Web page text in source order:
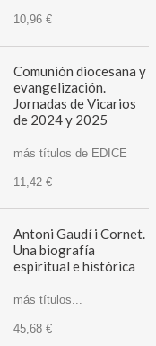
10,96 €
Comunión diocesana y
evangelización.
Jornadas de Vicarios
de 2024 y 2025
más títulos de EDICE
11,42 €
Antoni Gaudí i Cornet.
Una biografía
espiritual e histórica
más títulos...
45,68 €